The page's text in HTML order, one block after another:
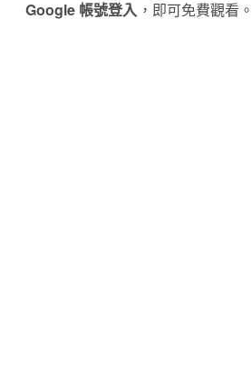
Google 帳號登入 ，即可免費觀看。